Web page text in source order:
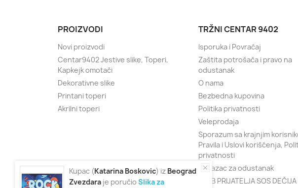
PROIZVODI
Novi proizvodi
Centar9402 Jestive slike, Toperi,
Kapkejk omotači
Dekorativne slike
Printani toperi
Akrilni toperi
TRŽNI CENTAR 9402
Isporuka i Povraćaj
Zaštita potrošača i pravo na
odustanak
O nama
Bezbedna kupovina
Politika privatnosti
Veleprodaja
Sporazum sa krajnjim
Pravila i Uslovi korišćenja,
privatnosti
Obrazac za odustanak
KLUB PRIJATELJA SOS
Kupac (Katarina Boskovic) iz Beograd
Zvezdara je poručio Slika za